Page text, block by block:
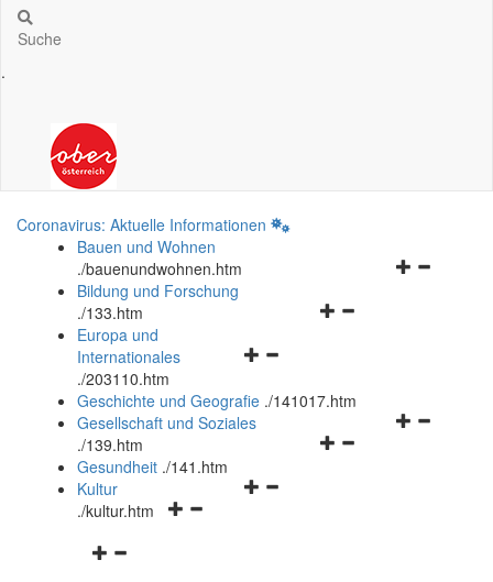
Suche
.
Coronavirus: Aktuelle Informationen
Bauen und Wohnen
./bauenundwohnen.htm
Navigationsmenü
Bildung und Forschung
./133.htm
Navigationsmenü
und
schließen
Europa und
Internationales
./203110.htm
Geschichte und Geografie ./141017.htm
Navigationsmenü
Gesellschaft und Soziales
./139.htm
Navigationsmenü
Gesundheit ./141.htm
Navigationsmenü
Kultur
./kultur.htm
Navigationsmenü